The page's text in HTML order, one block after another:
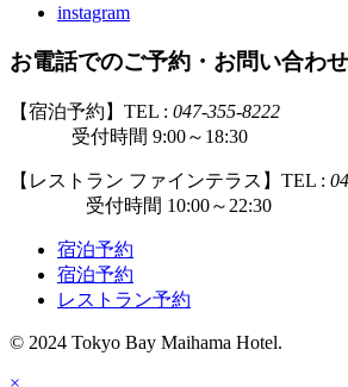
instagram
お電話でのご予約・お問い合わせ
【宿泊予約】TEL : 047-355-8222
受付時間 9:00～18:30
【レストラン ファインテラス】TEL :
受付時間 10:00～22:30
宿泊予約
宿泊予約
レストラン予約
© 2024 Tokyo Bay Maihama Hotel.
×